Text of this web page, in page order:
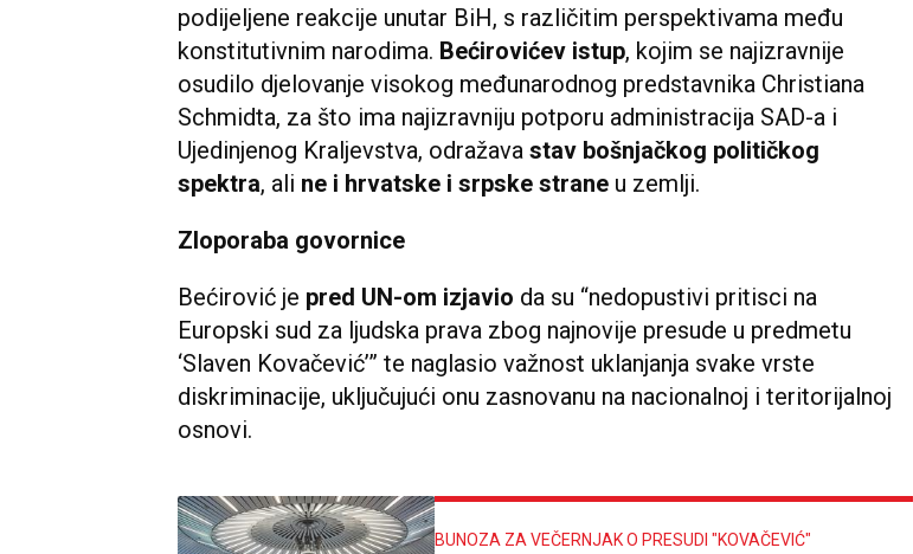
podijeljene reakcije unutar BiH, s različitim perspektivama među
konstitutivnim narodima. Bećirovićev istup, kojim se najizravnije
osudilo djelovanje visokog međunarodnog predstavnika Christiana
Schmidta, za što ima najizravniju potporu administracija SAD-a i
Ujedinjenog Kraljevstva, odražava stav bošnjačkog političkog
spektra, ali ne i hrvatske i srpske strane u zemlji.
Zloporaba govornice
Bećirović je pred UN-om izjavio da su “nedopustivi pritisci na
Europski sud za ljudska prava zbog najnovije presude u predmetu
‘Slaven Kovačević’” te naglasio važnost uklanjanja svake vrste
diskriminacije, uključujući onu zasnovanu na nacionalnoj i teritorijalnoj
osnovi.
BUNOZA ZA VEČERNJAK O PRESUDI "KOVAČEVIĆ"